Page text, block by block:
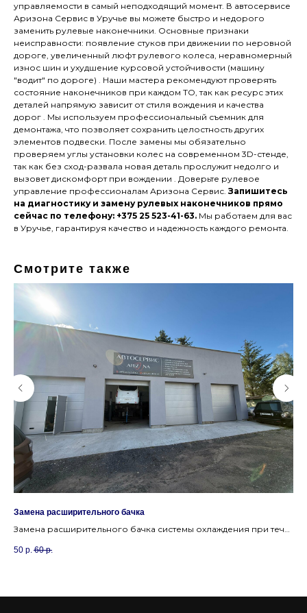
управляемости в самый неподходящий момент. В автосервисе
Аризона Сервис в Уручье вы можете быстро и недорого
заменить рулевые наконечники. Основные признаки
неисправности: появление стуков при движении по неровной
дороге, увеличенный люфт рулевого колеса, неравномерный
износ шин и ухудшение курсовой устойчивости (машину
"водит" по дороге) . Наши мастера рекомендуют проверять
состояние наконечников при каждом ТО, так как ресурс этих
деталей напрямую зависит от стиля вождения и качества
дорог . Мы используем профессиональный съемник для
демонтажа, что позволяет сохранить целостность других
элементов подвески. После замены мы обязательно
проверяем углы установки колес на современном 3D-стенде,
так как без сход-развала новая деталь прослужит недолго и
вызовет дискомфорт при вождении . Доверьте рулевое
управление профессионалам Аризона Сервис. Запишитесь
на диагностику и замену рулевых наконечников прямо
сейчас по телефону: +375 25 523-41-63. Мы работаем для вас
в Уручье, гарантируя качество и надежность каждого ремонта.
Смотрите также
Замена расширительного бачка
Замена расширительного бачка системы охлаждения при течи
50 р. 60 р.